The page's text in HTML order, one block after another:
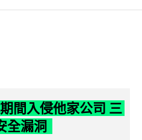
間入侵他家公司 三
全漏洞